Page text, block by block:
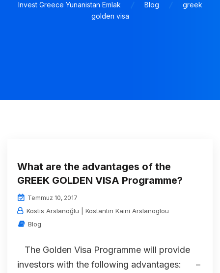
Invest Greece Yunanistan Emlak Blog
greek
golden visa
What are the advantages of the
GREEK GOLDEN VISA Programme?
Temmuz 10, 2017
Kostis Arslanoğlu | Kostantin Kaini Arslanoglou
Blog
The Golden Visa Programme will provide
investors with the following advantages: –